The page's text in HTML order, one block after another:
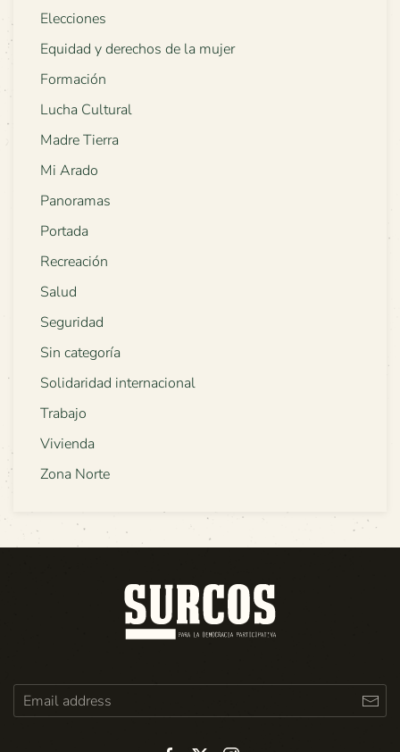
Elecciones
Equidad y derechos de la mujer
Formación
Lucha Cultural
Madre Tierra
Mi Arado
Panoramas
Portada
Recreación
Salud
Seguridad
Sin categoría
Solidaridad internacional
Trabajo
Vivienda
Zona Norte